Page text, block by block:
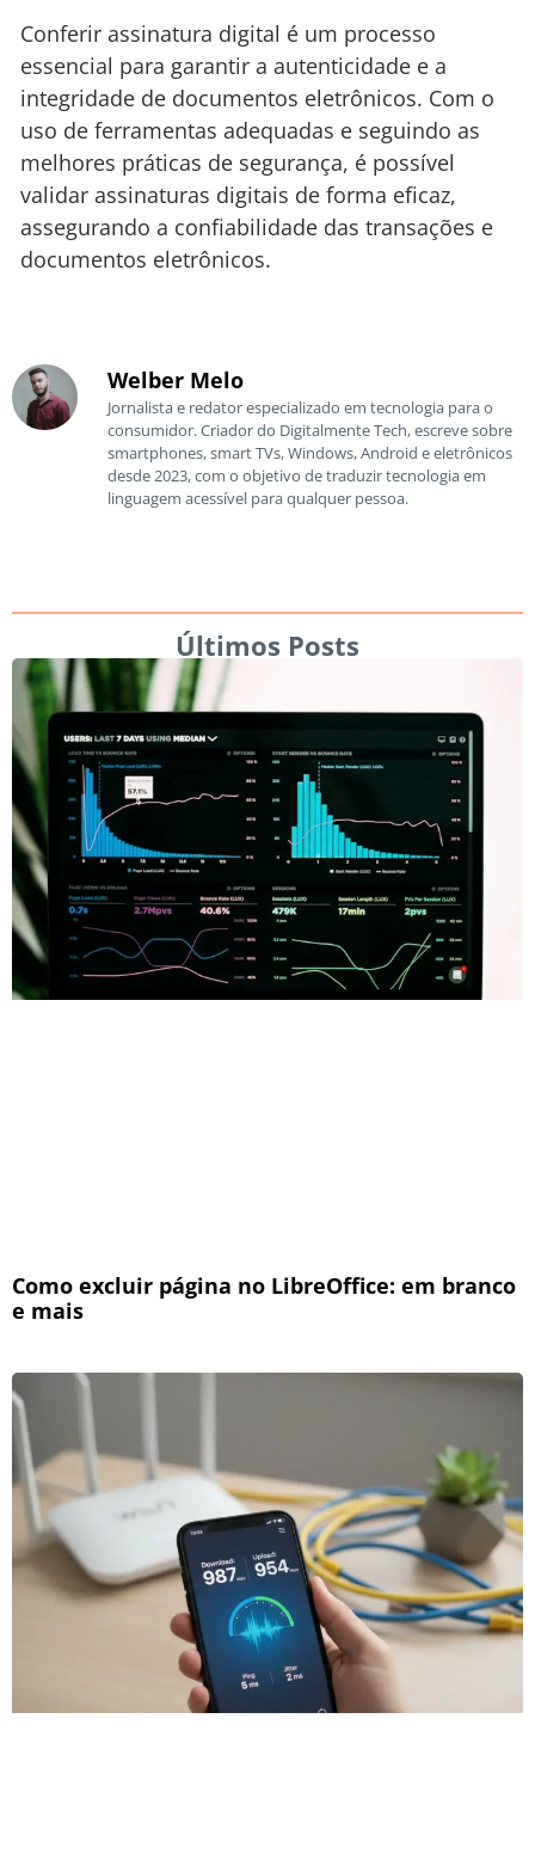
Conferir assinatura digital é um processo
essencial para garantir a autenticidade e a
integridade de documentos eletrônicos. Com o
uso de ferramentas adequadas e seguindo as
melhores práticas de segurança, é possível
validar assinaturas digitais de forma eficaz,
assegurando a confiabilidade das transações e
documentos eletrônicos.
Welber Melo
Jornalista e redator especializado em tecnologia para o
consumidor. Criador do Digitalmente Tech, escreve sobre
smartphones, smart TVs, Windows, Android e eletrônicos
desde 2023, com o objetivo de traduzir tecnologia em
linguagem acessível para qualquer pessoa.
Últimos Posts
Como excluir página no LibreOffice: em branco
e mais